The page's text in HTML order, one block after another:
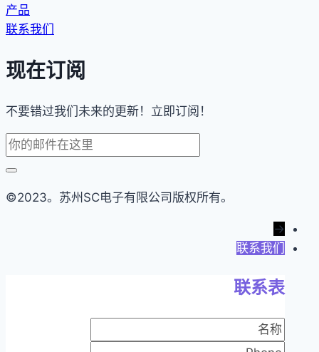
产品
联系我们
现在订阅
不要错过我们未来的更新！立即订阅！
©2023。苏州SC电子有限公司版权所有。
→
联系我们
联系表